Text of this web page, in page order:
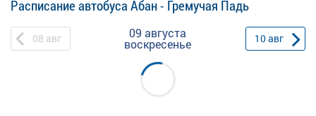
Расписание автобуса Абан - Гремучая Падь
08 авг 09 августа
воскресенье 10авг